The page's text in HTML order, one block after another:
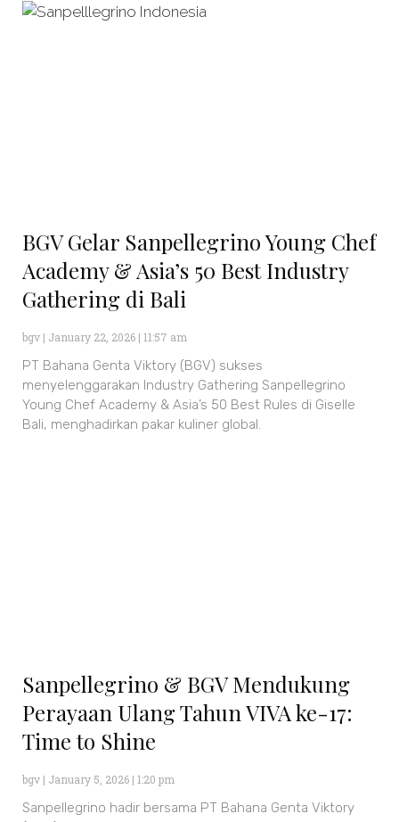
BGV Gelar Sanpellegrino Young Chef
Academy & Asia’s 50 Best Industry
Gathering di Bali
bgv January 22, 2026 11:57 am
PT Bahana Genta Viktory (BGV) sukses
menyelenggarakan Industry Gathering Sanpellegrino
Young Chef Academy & Asia’s 50 Best Rules di Giselle
Bali, menghadirkan pakar kuliner global.
Sanpellegrino & BGV Mendukung
Perayaan Ulang Tahun VIVA ke-17:
Time to Shine
bgv January 5, 2026 1:20 pm
Sanpellegrino hadir bersama PT Bahana Genta Viktory